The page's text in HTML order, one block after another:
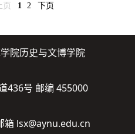
页 1 2 下页
院历史与文博学院
436号 邮编 455000
箱 lsx@aynu.edu.cn